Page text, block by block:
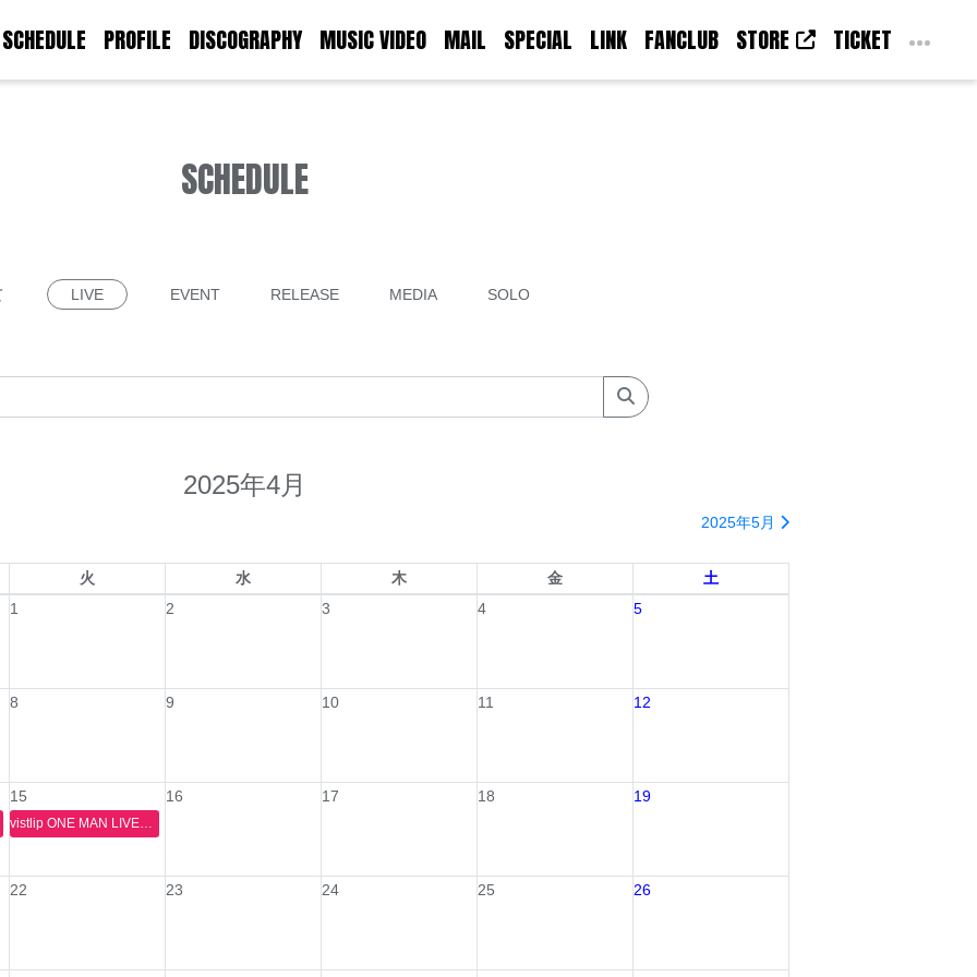
SCHEDULE PROFILE DISCOGRAPHY MUSIC VIDEO MAIL SPECIAL LINK FANCLUB STORE TICKET
SCHEDULE
LIVE EVENT RELEASE MEDIA SOLO
2025年4月
2025年5月
火 水 木 金
土
1
2 3 4 5
8 9 10 11 12
15
vistlip ONE MAN LIVE［Pop Seirḗn & Loud Poseidōn］〜Loud Poseidōn〜
16 17 18 19
22 23 24 25 26